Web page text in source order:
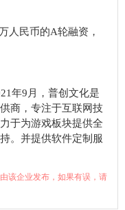
人民币的A轮融资，
年9月，普创文化是
商，专注于互联网技
于为游戏板块提供全
。并提供软件定制服
该企业发布，如果有误，请